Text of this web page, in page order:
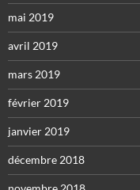
mai 2019
avril 2019
mars 2019
février 2019
janvier 2019
décembre 2018